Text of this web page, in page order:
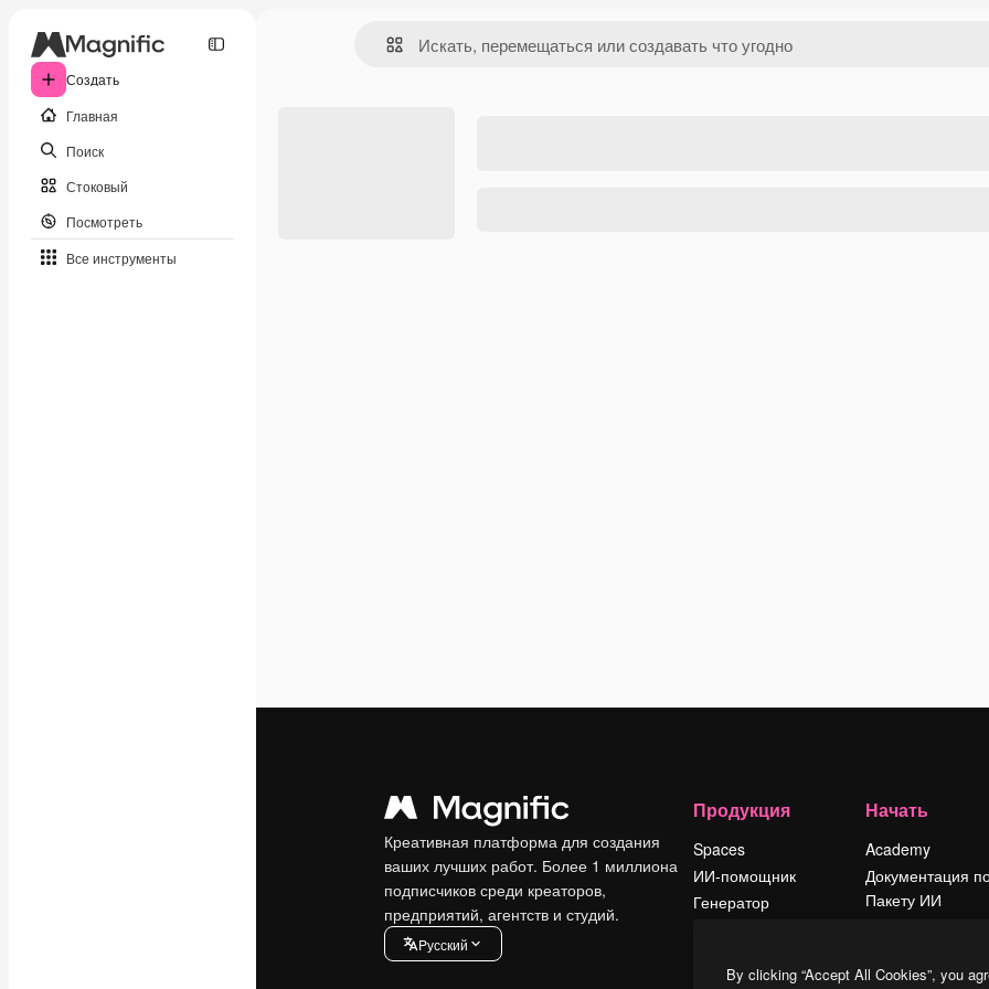
Создать
Главная
Поиск
Стоковый
Посмотреть
Все инструменты
Креативная платформа для создания
ваших лучших работ. Более 1 миллиона
подписчиков среди креаторов,
предприятий, агентств и студий.
Pусский
Продукция
Spaces
ИИ-помощник
Генератор
Начать
Academy
Документация
Пакету ИИ
Условия и
By clicking “Accept All Cookies”, you